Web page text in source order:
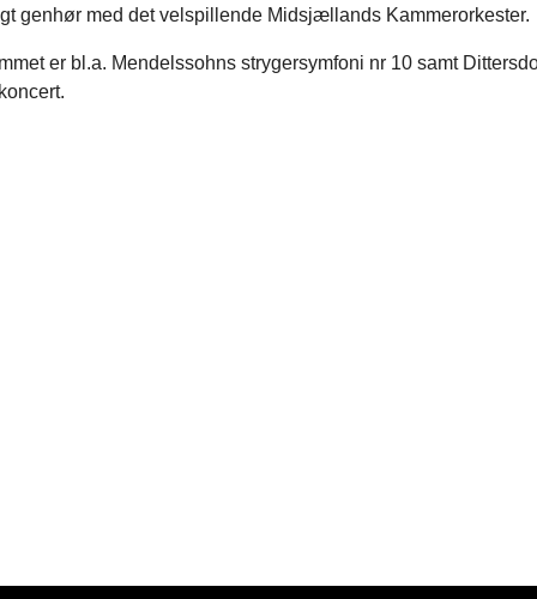
genhør med det velspillende Midsjællands Kammerorkester.
er bl.a. Mendelssohns strygersymfoni nr 10 samt